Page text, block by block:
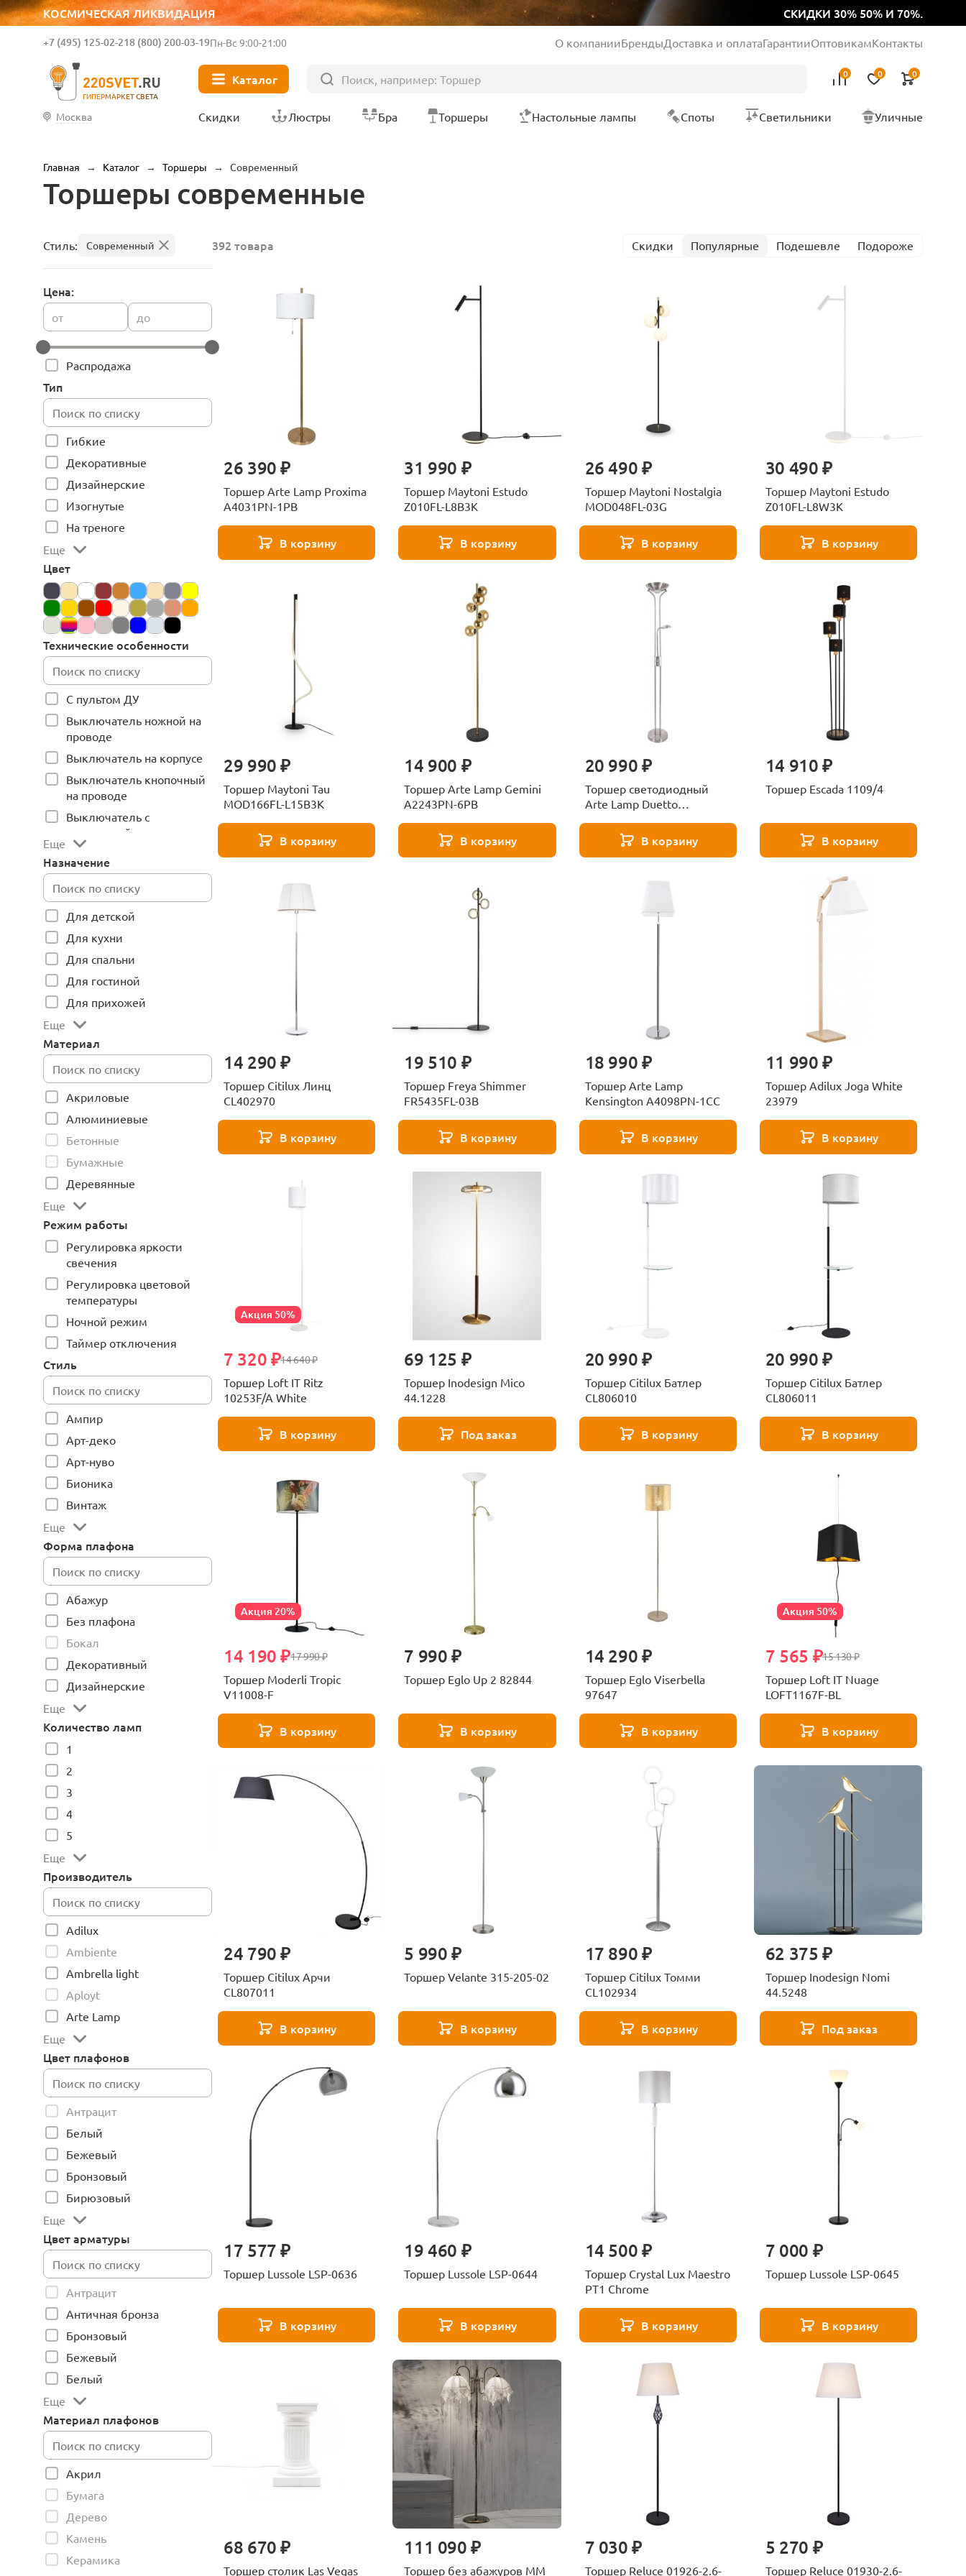
КОСМИЧЕСКАЯ ЛИКВИДАЦИЯ СКИДКИ 30% 50% И 70%.
ГИПЕРМАРКЕТ СВЕТА
+7 (495) 125-02-218 (800) 200-03-19Пн-Вс 9:00-21:00 О компанииБрендыДоставка и оплатаГарантииОптовикамКонтакты
Каталог 0 0 0
Москва Скидки Люстры Бра Торшеры Настольные лампы Споты Светильники Уличные
Главная → Каталог → Торшеры → Современный
Торшеры современные
Стиль: Современный
Цена:
от до
Распродажа
Тип
Гибкие
Декоративные
Дизайнерские
Изогнутые
На треноге
Еще
Цвет
Технические особенности
С пультом ДУ
Выключатель ножной на
проводе
Выключатель на корпусе
Выключатель кнопочный
на проводе
Выключатель с
веревочкой
Еще
Назначение
Для детской
Для кухни
Для спальни
Для гостиной
Для прихожей
Еще
Материал
Акриловые
Алюминиевые
Бетонные
Бумажные
Деревянные
Еще
Режим работы
Регулировка яркости
свечения
Регулировка цветовой
температуры
Ночной режим
Таймер отключения
Стиль
Ампир
Арт-деко
Арт-нуво
Бионика
Винтаж
Еще
Форма плафона
Абажур
Без плафона
Бокал
Декоративный
Дизайнерские
Еще
Количество ламп
1
2
3
4
5
Еще
Производитель
Adilux
Ambiente
Ambrella light
Aployt
Arte Lamp
Еще
Цвет плафонов
Антрацит
Белый
Бежевый
Бронзовый
Бирюзовый
Еще
Цвет арматуры
Антрацит
Античная бронза
Бронзовый
Бежевый
Белый
Еще
Материал плафонов
Акрил
Бумага
Дерево
Камень
Керамика
392 товара Скидки Популярные Подешевле Подороже
26 390 ₽
Торшер Arte Lamp Proxima
A4031PN-1PB
В корзину
31 990 ₽
Торшер Maytoni Estudo
Z010FL-L8B3K
В корзину
26 490 ₽
Торшер Maytoni Nostalgia
MOD048FL-03G
В корзину
30 490 ₽
Торшер Maytoni Estudo
Z010FL-L8W3K
В корзину
29 990 ₽
Торшер Maytoni Tau
MOD166FL-L15B3K
В корзину
14 900 ₽
Торшер Arte Lamp Gemini
A2243PN-6PB
В корзину
20 990 ₽
Торшер светодиодный
Arte Lamp Duetto
В корзину
14 910 ₽
Торшер Escada 1109/4
В корзину
14 290 ₽
Торшер Citilux Линц
CL402970
В корзину
19 510 ₽
Торшер Freya Shimmer
FR5435FL-03B
В корзину
18 990 ₽
Торшер Arte Lamp
Kensington A4098PN-1CC
В корзину
11 990 ₽
Торшер Adilux Joga White
23979
В корзину
Акция 50%
14 640 ₽
7 320 ₽
Торшер Loft IT Ritz
10253F/A White
В корзину
69 125 ₽
Торшер Inodesign Mico
44.1228
Под заказ
20 990 ₽
Торшер Citilux Батлер
CL806010
В корзину
20 990 ₽
Торшер Citilux Батлер
CL806011
В корзину
Акция 20%
17 990 ₽
14 190 ₽
Торшер Moderli Tropic
V11008-F
В корзину
7 990 ₽
Торшер Eglo Up 2 82844
В корзину
14 290 ₽
Торшер Eglo Viserbella
97647
В корзину
Акция 50%
15 130 ₽
7 565 ₽
Торшер Loft IT Nuage
LOFT1167F-BL
В корзину
24 790 ₽
Торшер Citilux Арчи
CL807011
В корзину
5 990 ₽
Торшер Velante 315-205-02
В корзину
17 890 ₽
Торшер Citilux Томми
CL102934
В корзину
62 375 ₽
Торшер Inodesign Nomi
44.5248
Под заказ
17 577 ₽
Торшер Lussole LSP-0636
В корзину
19 460 ₽
Торшер Lussole LSP-0644
В корзину
14 500 ₽
Торшер Crystal Lux Maestro
PT1 Chrome
В корзину
7 000 ₽
Торшер Lussole LSP-0645
В корзину
68 670 ₽
Торшер столик Las Vegas
111 090 ₽
Торшер без абажуров MM
7 030 ₽
Торшер Reluce 01926-2.6-
5 270 ₽
Торшер Reluce 01930-2.6-